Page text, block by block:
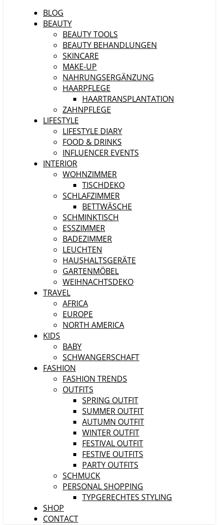
BLOG
BEAUTY
BEAUTY TOOLS
BEAUTY BEHANDLUNGEN
SKINCARE
MAKE-UP
NAHRUNGSERGÄNZUNG
HAARPFLEGE
HAARTRANSPLANTATION
ZAHNPFLEGE
LIFESTYLE
LIFESTYLE DIARY
FOOD & DRINKS
INFLUENCER EVENTS
INTERIOR
WOHNZIMMER
TISCHDEKO
SCHLAFZIMMER
BETTWÄSCHE
SCHMINKTISCH
ESSZIMMER
BADEZIMMER
LEUCHTEN
HAUSHALTSGERÄTE
GARTENMÖBEL
WEIHNACHTSDEKO
TRAVEL
AFRICA
EUROPE
NORTH AMERICA
KIDS
BABY
SCHWANGERSCHAFT
FASHION
FASHION TRENDS
OUTFITS
SPRING OUTFIT
SUMMER OUTFIT
AUTUMN OUTFIT
WINTER OUTFIT
FESTIVAL OUTFIT
FESTIVE OUTFITS
PARTY OUTFITS
SCHMUCK
PERSONAL SHOPPING
TYPGERECHTES STYLING
SHOP
CONTACT